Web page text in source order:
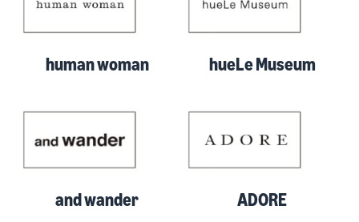
human woman hueLe Museum
and wander ADORE